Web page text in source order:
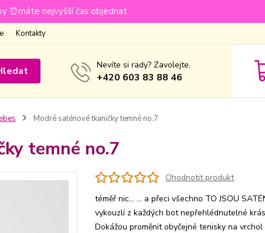
⏰máte nejvyšší čas objednat
Kontakty
Nevíte si rady? Zavolejte.
+420 603 83 88 46
Modré saténové tkaničky temné no.7
temné no.7
Ohodnotit produkt
téměř nic... ... a přeci všechno TO JSOU
vykouzlí z každých bot nepřehlédnutelné
Dokážou proměnit obyčejné tenisky na